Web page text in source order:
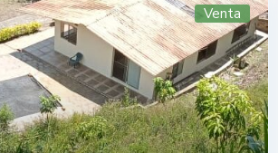
Venta